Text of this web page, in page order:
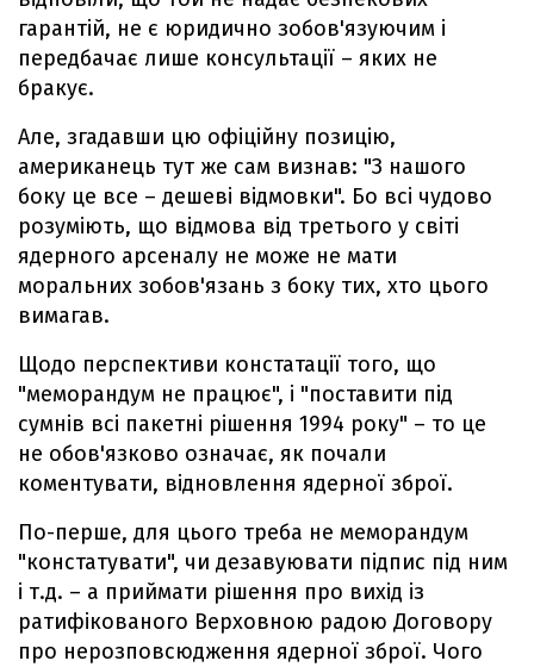
гарантій, не є юридично зобов'язуючим і
передбачає лише консультації – яких не
бракує.
Але, згадавши цю офіційну позицію,
американець тут же сам визнав: "З нашого
боку це все – дешеві відмовки". Бо всі чудово
розуміють, що відмова від третього у світі
ядерного арсеналу не може не мати
моральних зобов'язань з боку тих, хто цього
вимагав.
Щодо перспективи констатації того, що
"меморандум не працює", і "поставити під
сумнів всі пакетні рішення 1994 року" – то це
не обов'язково означає, як почали
коментувати, відновлення ядерної зброї.
По-перше, для цього треба не меморандум
"констатувати", чи дезавуювати підпис під ним
і т.д. – а приймати рішення про вихід із
ратифікованого Верховною радою Договору
про нерозповсюдження ядерної зброї. Чого